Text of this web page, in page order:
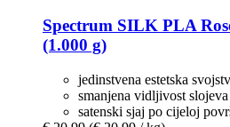
Spectrum SILK PLA
(1.000 g)
jedinstvena estetska
smanjena vidljivost slojeva
satenski sjaj po cijeloj